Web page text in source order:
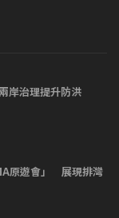
岸治理提升防洪
原遊會」 展現排灣